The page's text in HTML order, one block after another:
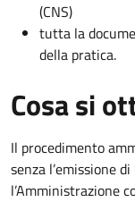
(CNS)
tutta la
della pratica.
Cosa si
Il procedimento
senza l’emissione
l’Amministrazione